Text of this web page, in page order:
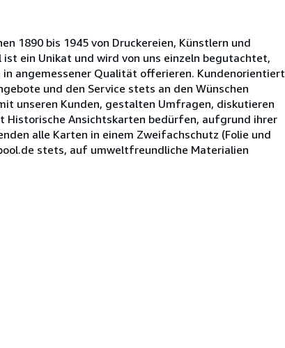
1890 bis 1945 von Druckereien, Künstlern und
ein Unikat und wird von uns einzeln begutachtet,
angemessener Qualität offerieren. Kundenorientiert
und den Service stets an den Wünschen
unseren Kunden, gestalten Umfragen, diskutieren
Historische Ansichtskarten bedürfen, aufgrund ihrer
alle Karten in einem Zweifachschutz (Folie und
stets, auf umweltfreundliche Materialien